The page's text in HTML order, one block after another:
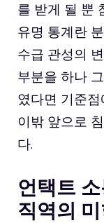
를 받게 될 뿐
유명 통계란
수급 관성의
부분을 하나
였다면 기준
이밖 앞으로
다.
언택트
직역의